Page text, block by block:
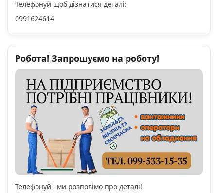
Телефонуй щоб дізнатися деталі:
0991624614
Робота! Запрошуємо на роботу!
Телефонуй і ми розповімо про деталі!